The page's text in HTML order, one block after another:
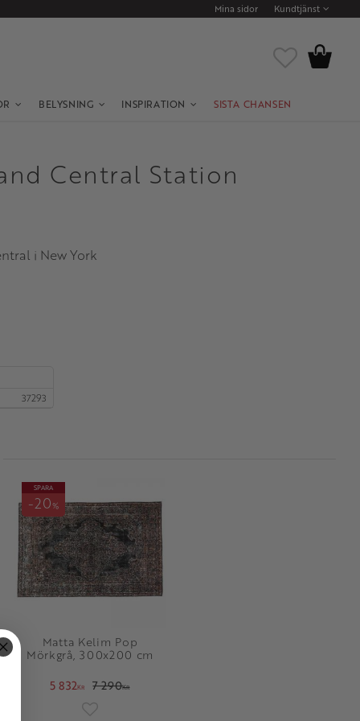
Mina sidor Kundtjänst
BELYSNING INSPIRATION SISTA CHANSEN
Favoriter
Kundvagn
Central Station
i New York
37293
Matta Kelim Pop
Mörkgrå, 300x200 cm
5 832KR 7 290KR
SPARA
20%